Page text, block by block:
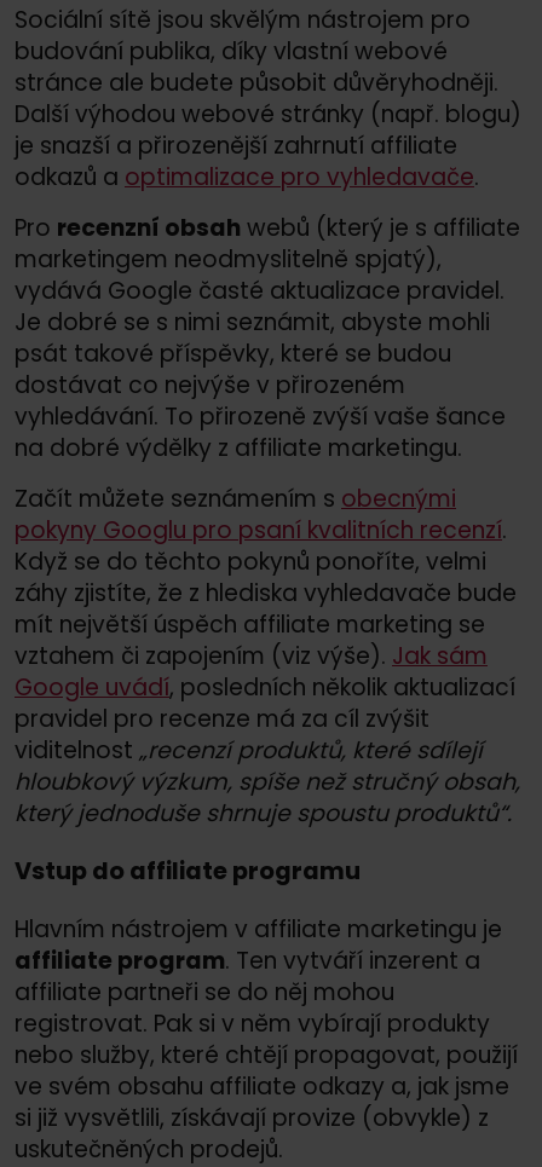
Sociální sítě jsou skvělým nástrojem pro
budování publika, díky vlastní webové
stránce ale budete působit důvěryhodněji.
Další výhodou webové stránky (např. blogu)
je snazší a přirozenější zahrnutí affiliate
odkazů a optimalizace pro vyhledavače.
Pro recenzní obsah webů (který je s affiliate
marketingem neodmyslitelně spjatý),
vydává Google časté aktualizace pravidel.
Je dobré se s nimi seznámit, abyste mohli
psát takové příspěvky, které se budou
dostávat co nejvýše v přirozeném
vyhledávání. To přirozeně zvýší vaše šance
na dobré výdělky z affiliate marketingu.
Začít můžete seznámením s obecnými
pokyny Googlu pro psaní kvalitních recenzí.
Když se do těchto pokynů ponoříte, velmi
záhy zjistíte, že z hlediska vyhledavače bude
mít největší úspěch affiliate marketing se
vztahem či zapojením (viz výše). Jak sám
Google uvádí, posledních několik aktualizací
pravidel pro recenze má za cíl zvýšit
viditelnost „recenzí produktů, které sdílejí
hloubkový výzkum, spíše než stručný obsah,
který jednoduše shrnuje spoustu produktů“.
Vstup do affiliate programu
Hlavním nástrojem v affiliate marketingu je
affiliate program. Ten vytváří inzerent a
affiliate partneři se do něj mohou
registrovat. Pak si v něm vybírají produkty
nebo služby, které chtějí propagovat, použijí
ve svém obsahu affiliate odkazy a, jak jsme
si již vysvětlili, získávají provize (obvykle) z
uskutečněných prodejů.